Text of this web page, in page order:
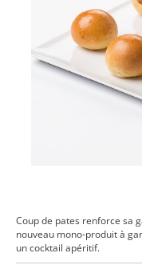
Coup de pates renforce sa
nouveau mono-produit à
un cocktail apéritif.